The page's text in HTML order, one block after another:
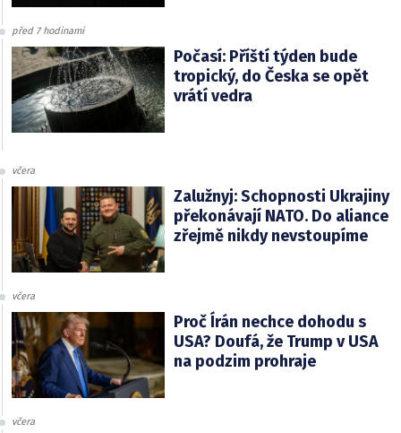
před 7 hodinami
Počasí: Příští týden bude
tropický, do Česka se opět
vrátí vedra
včera
Zalužnyj: Schopnosti Ukrajiny
překonávají NATO. Do aliance
zřejmě nikdy nevstoupíme
včera
Proč Írán nechce dohodu s
USA? Doufá, že Trump v USA
na podzim prohraje
včera